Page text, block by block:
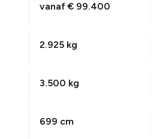
vanaf € 99.400
2.925 kg
3.500 kg
699 cm